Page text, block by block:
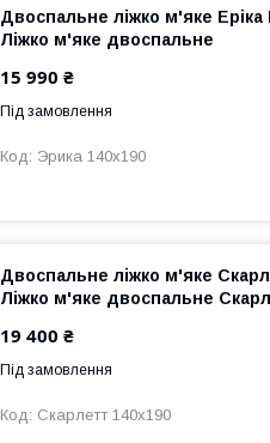
Двоспальне ліжко м'яке Еріка
Ліжко м'яке двоспальне
15 990 ₴
Під замовлення
Эрика 140х190
Двоспальне ліжко м'яке
Ліжко м'яке двоспальне
19 400 ₴
Під замовлення
Скарлетт 140х190